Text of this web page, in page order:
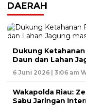
DAERAH
Dukung
Daun dan Lahan
6 Juni 2026 | 3:06 am
Wakapolda Riau:
Sabu Jaringan